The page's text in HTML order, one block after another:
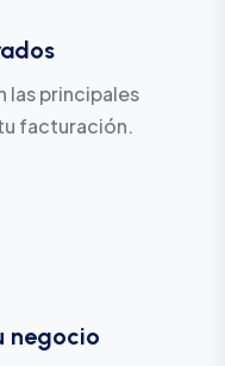
las principales
facturación.
negocio